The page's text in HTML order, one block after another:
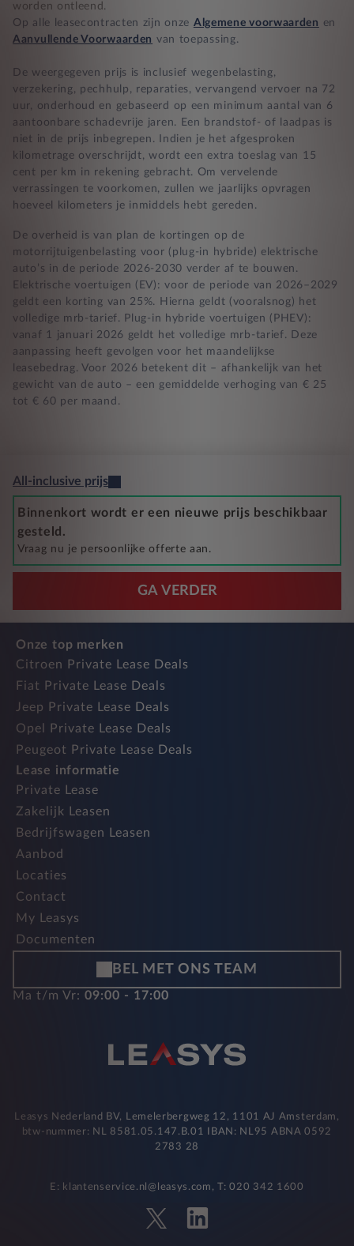
Zekerheid bij klachten
worden ontleend.
Op alle leasecontracten zijn onze Algemene voorwaarden en
Aanvullende Voorwaarden van toepassing.
De weergegeven prijs is inclusief wegenbelasting,
verzekering, pechhulp, reparaties, vervangend vervoer na 72
uur, onderhoud en gebaseerd op een minimum aantal van 6
aantoonbare schadevrije jaren. Een brandstof- of laadpas is
niet in de prijs inbegrepen. Indien je het afgesproken
kilometrage overschrijdt, wordt een extra toeslag van 15
cent per km in rekening gebracht. Om vervelende
verrassingen te voorkomen, zullen we jaarlijks opvragen
hoeveel kilometers je inmiddels hebt gereden.
De overheid is van plan de kortingen op de
motorrijtuigenbelasting voor (plug-in hybride) elektrische
auto’s in de periode 2026-2030 verder af te bouwen.
Elektrische voertuigen (EV): voor de periode van 2026–2029
geldt een korting van 25%. Hierna geldt (vooralsnog) het
volledige mrb-tarief. Plug-in hybride voertuigen (PHEV):
vanaf 1 januari 2026 geldt het volledige mrb-tarief. Deze
aanpassing heeft gevolgen voor het maandelijkse
leasebedrag. Voor 2026 betekent dit – afhankelijk van het
gewicht van de auto – een gemiddelde verhoging van € 25
tot € 60 per maand.
All-inclusive prijs
Binnenkort wordt er een nieuwe prijs beschikbaar
gesteld.
Vraag nu je persoonlijke offerte aan.
GA VERDER
Onze top merken
Citroen Private Lease Deals
Fiat Private Lease Deals
Jeep Private Lease Deals
Opel Private Lease Deals
Peugeot Private Lease Deals
Lease informatie
Private Lease
Zakelijk Leasen
Bedrijfswagen Leasen
Aanbod
Locaties
Contact
My Leasys
Documenten
BEL MET ONS TEAM
Ma t/m Vr: 09:00 - 17:00
Leasys Nederland BV, Lemelerbergweg 12, 1101 AJ Amsterdam,
btw-nummer: NL 8581.05.147.B.01 IBAN: NL95 ABNA 0592
2783 28
E: klantenservice.nl@leasys.com, T: 020 342 1600